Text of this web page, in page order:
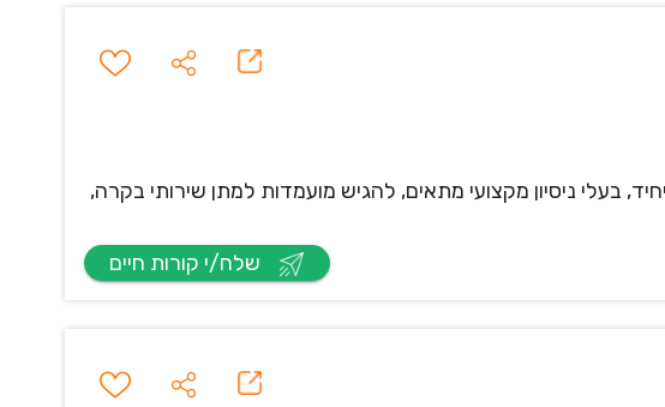
בעלי ניסיון מקצועי מתאים, להגיש מועמדות למתן שירותי בקרה,